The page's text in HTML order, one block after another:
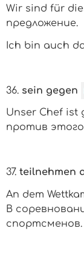
Wir sind für
предложение.
Ich bin auch
36. sein gegen
Unser Chef ist
против
37. teilnehmen
An dem
В
спортсменов.